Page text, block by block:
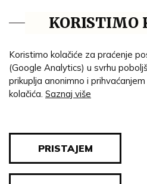
Impresum
Ustanove
Lenta vremena
Genealogija
KORISTIMO
Koristimo kolačiće za praćenje
(Google Analytics) u svrhu
prikuplja anonimno i
kolačića. Saznaj više
PRISTAJEM